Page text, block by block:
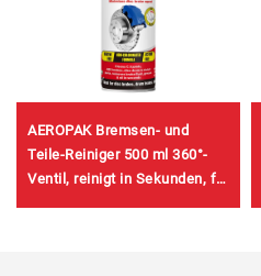
AEROPAK Bremsen- und
Teile-Reiniger 500 ml 360°-
Ventil, reinigt in Sekunden, für